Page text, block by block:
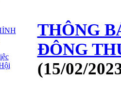
THÔNG
ĐÔNG
(15/02/